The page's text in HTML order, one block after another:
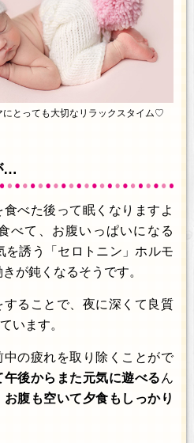
にとっても大切なリラックスタイム♡
…
べた後って眠くなりますよ
て、お腹いっぱいになる
を誘う「セロトニン」ホルモ
が鈍くなるそうです。
ることで、夜に深くて良質
います。
中の疲れを取り除くことがで
後からまた元気に遊べる ん
お腹も空いて夕食もしっかり